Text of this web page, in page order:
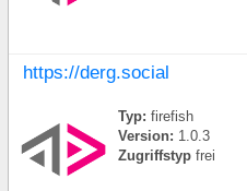
https://derg.social
Typ: firefish
Version: 1.0.3
Zugriffstyp frei